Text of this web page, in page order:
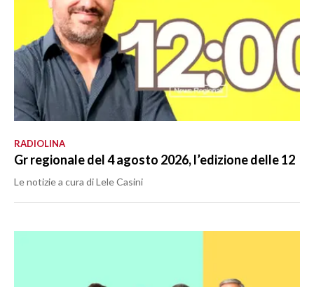
RADIOLINA
Gr regionale del 4 agosto 2026, l’edizione delle 12
Le notizie a cura di Lele Casini